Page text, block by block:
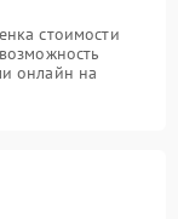
стоимости
онлайн на